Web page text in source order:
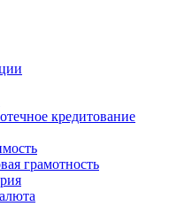
кредитование
грамотность